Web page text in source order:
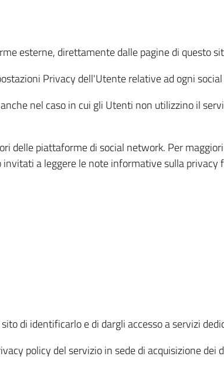
esterne, direttamente dalle pagine di questo
Privacy dell'Utente relative ad ogni
nel caso in cui gli Utenti non utilizzino il
delle piattaforme di social network. Per
a leggere le note informative sulla privacy
di identificarlo e di dargli accesso a servizi
policy del servizio in sede di acquisizione dei